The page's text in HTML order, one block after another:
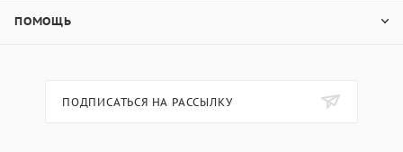
ПОМОЩЬ
ПОДПИСАТЬСЯ НА РАССЫЛКУ